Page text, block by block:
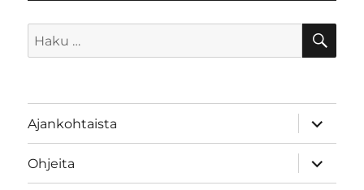
Etsi:
Ajankohtaista
näytä
Ohjeita
näytä